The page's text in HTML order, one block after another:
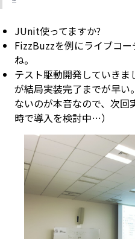
JUnit使ってますか?
FizzBuzzを例にライブコ
ね。
テスト駆動開発していきま
が結局実装完了までが早
ないのが本音なので、次
時で導入を検討中…）